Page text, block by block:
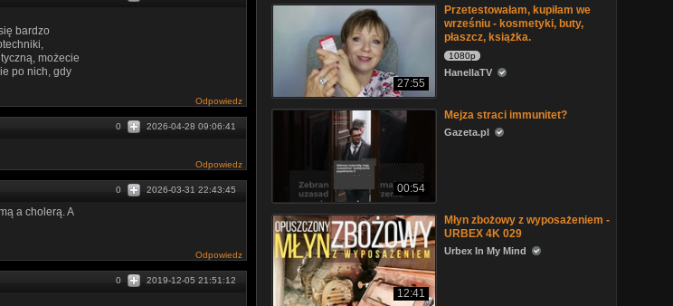
bardzo
możecie
po nich, gdy
Odpowiedz
2026-04-28 09:06:41
0
Odpowiedz
2026-03-31 22:43:45
0
a cholerą. A
Odpowiedz
2019-12-05 21:51:12
0
27:55
Przetestowałam, kupiłam we
wrześniu - kosmetyki, buty,
płaszcz, książka.
1080p
HanellaTV
00:54
Mejza straci immunitet?
Gazeta.pl
12:41
Młyn zbożowy z wyposażeniem -
URBEX 4K 029
Urbex In My Mind